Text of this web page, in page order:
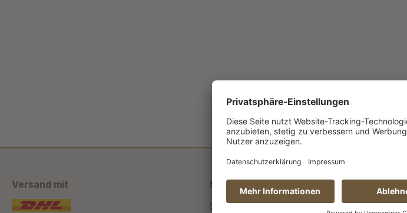
Versand mit Shop Service
Service Center